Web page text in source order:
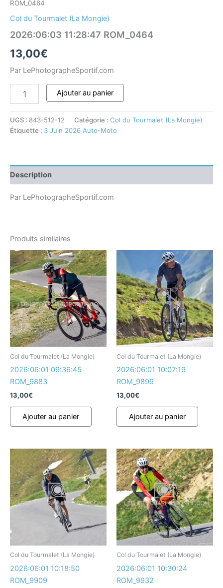
ROM_0464
Col du Tourmalet (La Mongie)
2026:06:03 11:28:47 ROM_0464
13,00€
Par LePhotographeSportif.com
Ajouter au panier
UGS : 843-512-12 Catégorie : Col du Tourmalet (La Mongie)
Étiquette : 3 Juin 2026 Auto-Moto
Description
Par LePhotographeSportif.com
Produits similaires
Col du Tourmalet (La Mongie)
2026:06:01 09:36:45
ROM_9883
13,00€
Ajouter au panier
Col du Tourmalet (La Mongie)
2026:06:01 10:07:19
ROM_9899
13,00€
Ajouter au panier
Col du Tourmalet (La Mongie)
2026:06:01 10:18:50
ROM_9909
Col du Tourmalet (La Mongie)
2026:06:01 10:30:24
ROM_9932